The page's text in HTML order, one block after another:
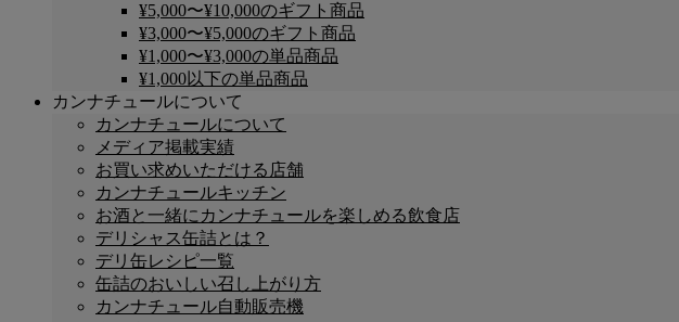
¥5,000〜¥10,000のギフト商品
¥3,000〜¥5,000のギフト商品
¥1,000〜¥3,000の単品商品
¥1,000以下の単品商品
カンナチュールについて
カンナチュールについて
メディア掲載実績
お買い求めいただける店舗
カンナチュールキッチン
お酒と一緒にカンナチュールを楽しめる飲食店
デリシャス缶詰とは？
デリ缶レシピ一覧
缶詰のおいしい召し上がり方
カンナチュール自動販売機